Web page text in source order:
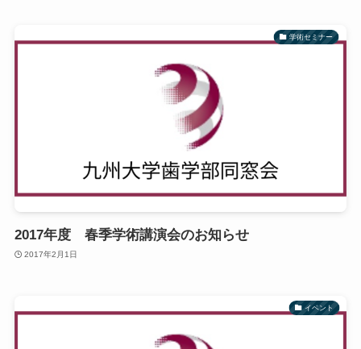
学術セミナー
2017年度 春季学術講演会のお知らせ
2017年2月1日
イベント